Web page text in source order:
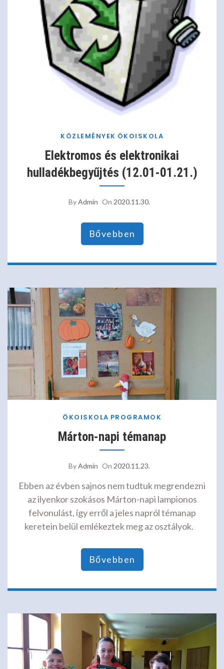
KÖZLEMÉNYEK ÖKOISKOLA
Elektromos és elektronikai
hulladékbegyűjtés (12.01-01.21.)
ByAdmin On 2020.11.30.
Bővebben
ÖKOISKOLA PROGRAMOK
Márton-napi témanap
ByAdmin On 2020.11.23.
Ebben az évben sajnos nem tudtuk megrendezni
az ilyenkor szokásos Márton-napi lampionos
felvonulást, így erről a jeles napról témanap
keretein belül emlékeztek meg az osztályok.
Bővebben